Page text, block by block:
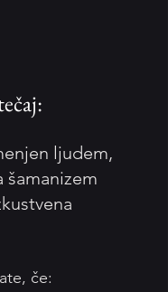
ljudem,
šamanizem
če: